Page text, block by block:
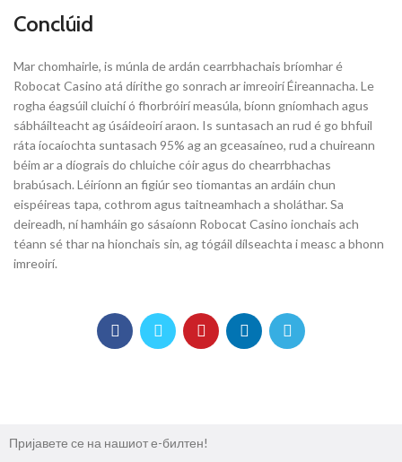
Conclúid
Mar chomhairle, is múnla de ardán cearrbhachais bríomhar é
Robocat Casino atá dírithe go sonrach ar imreoirí Éireannacha. Le
rogha éagsúil cluichí ó fhorbróirí measúla, bíonn gníomhach agus
sábháilteacht ag úsáideoirí araon. Is suntasach an rud é go bhfuil
ráta íocaíochta suntasach 95% ag an gceasaíneo, rud a chuireann
béim ar a díograis do chluiche cóir agus do chearrbhachas
brabúsach. Léiríonn an figiúr seo tiomantas an ardáin chun
eispéireas tapa, cothrom agus taitneamhach a sholáthar. Sa
deireadh, ní hamháin go sásaíonn Robocat Casino ionchais ach
téann sé thar na hionchais sin, ag tógáil dílseachta i measc a bhonn
imreoirí.
Пријавете се на нашиот е-билтен!